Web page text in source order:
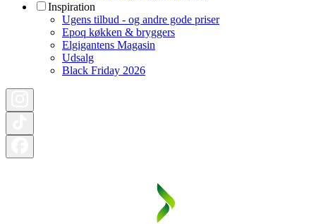
Inspiration
Ugens tilbud - og andre gode priser
Epoq køkken & bryggers
Elgigantens Magasin
Udsalg
Black Friday 2026